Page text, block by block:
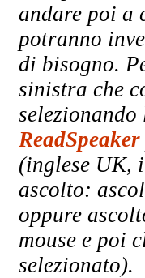
andare poi a
potranno
di bisogno.
sinistra che
ReadSpeaker
(inglese UK,
ascolto:
oppure
mouse e poi
selezionato).